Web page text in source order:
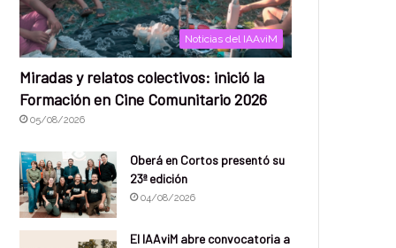
Noticias del IAAviM
Miradas y relatos colectivos: inició la
Formación en Cine Comunitario 2026
05/08/2026
Oberá en Cortos presentó su
23ª edición
04/08/2026
El IAAviM abre convocatoria a